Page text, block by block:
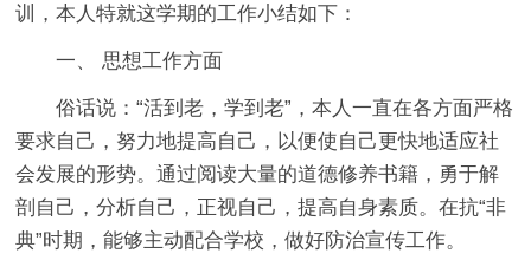
训，本人特就这学期的工作小结如下：
一、 思想工作方面
俗话说：“活到老，学到老”，本人一直在各方面严格
要求自己，努力地提高自己，以便使自己更快地适应社
会发展的形势。通过阅读大量的道德修养书籍，勇于解
剖自己，分析自己，正视自己，提高自身素质。在抗“非
典”时期，能够主动配合学校，做好防治宣传工作。